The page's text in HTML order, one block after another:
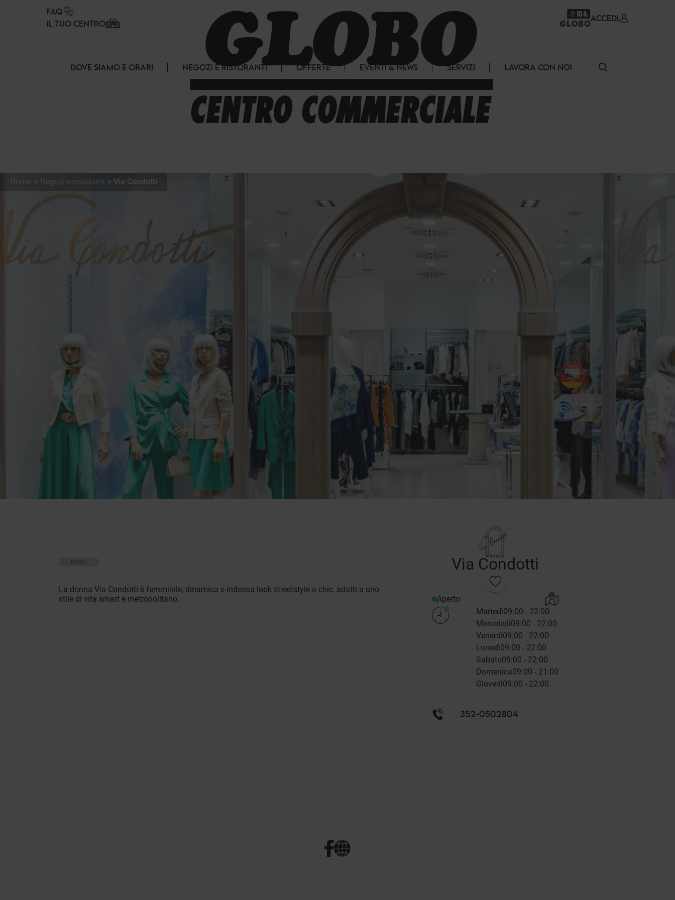
FAQ
IL TUO CENTRO
ACCEDI
DOVE SIAMO E ORARI NEGOZI E RISTORANTI OFFERTE EVENTI & NEWS SERVIZI LAVORA CON NOI
Home Negozi e ristoranti Via Condotti
Via Condotti
Aperto
Martedì09:00 - 22:00
Mercoledì09:00 - 22:00
Venerdì09:00 - 22:00
Lunedì09:00 - 22:00
Sabato09:00 - 22:00
Domenica09:00 - 21:00
Giovedì09:00 - 22:00
352-0502804
Moda
La donna Via Condotti è femminile, dinamica e indossa look streetstyle o chic, adatti a uno
stile di vita smart e metropolitano.
Pannello di gestione dei cookies